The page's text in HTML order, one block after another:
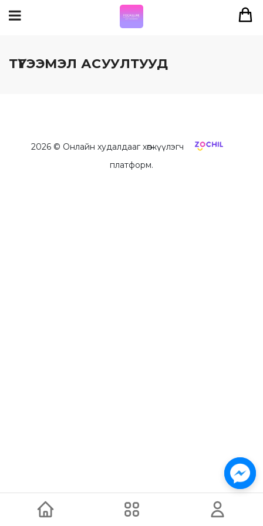
ТҮГЭЭМЭЛ АСУУЛТУУД
2026 © Онлайн худалдааг хөгжүүлэгч
платформ.